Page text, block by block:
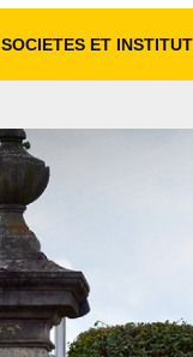
SOCIETES ET